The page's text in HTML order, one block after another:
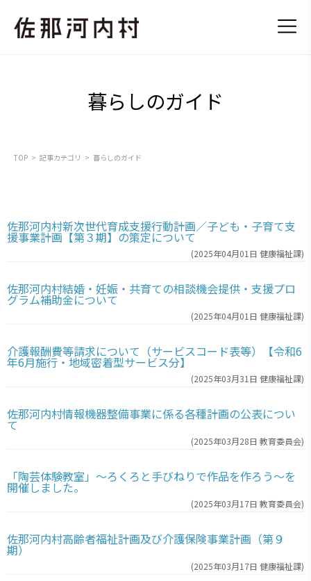
暮らしのガイド
TOP 記事カテゴリ 暮らしのガイド
佐那河内村新次世代育成支援行動計画／子ども・子育て支
援事業計画【第３期】の策定について
(2025年04月01日 健康福祉課)
佐那河内村結婚・妊娠・共育ての相談機会提供・支援プロ
グラム補助金について
(2025年04月01日 健康福祉課)
介護報酬費等請求について（サービスコード表等）【令和6
年6月施行・地域密着型サービス分】
(2025年03月31日 健康福祉課)
佐那河内村情報機器整備事業に係る各種計画の公表につい
て
(2025年03月28日 教育委員会)
「陶芸体験教室」～ろくろと手びねりで作品を作ろう～を
開催しました。
(2025年03月17日 教育委員会)
佐那河内村高齢者福祉計画及び介護保険事業計画（第９
期）
(2025年03月17日 健康福祉課)